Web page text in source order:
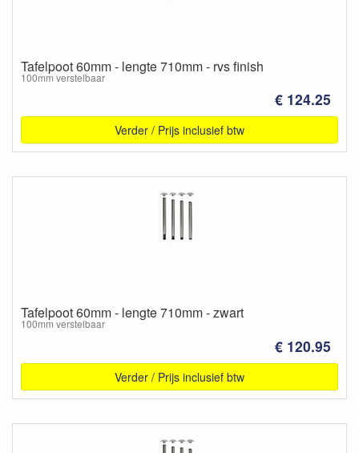
Tafelpoot 60mm - lengte 710mm - rvs finish
100mm verstelbaar
€ 124.25
Verder / Prijs inclusief btw
Tafelpoot 60mm - lengte 710mm - zwart
100mm verstelbaar
€ 120.95
Verder / Prijs inclusief btw